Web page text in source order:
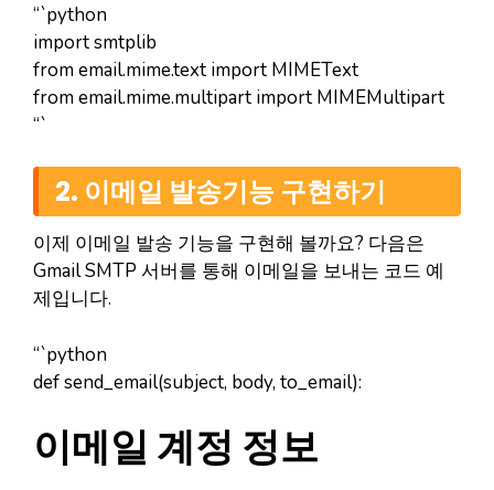
“`python
import smtplib
from email.mime.text import MIMEText
from email.mime.multipart import MIMEMultipart
“`
2. 이메일 발송기능 구현하기
이제 이메일 발송 기능을 구현해 볼까요? 다음은
Gmail SMTP 서버를 통해 이메일을 보내는 코드 예
제입니다.
“`python
def send_email(subject, body, to_email):
이메일 계정 정보